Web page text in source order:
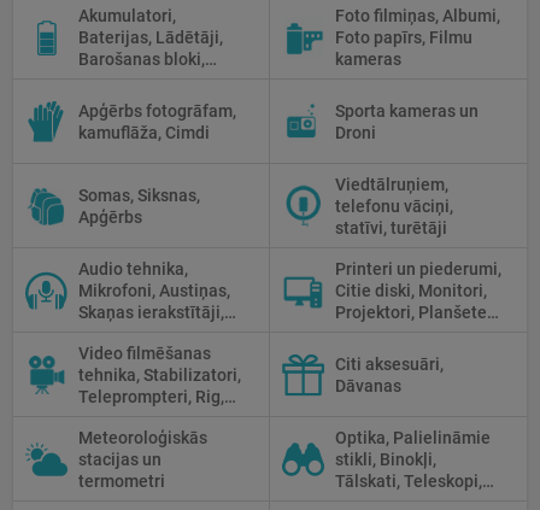
Priekšmetu galdi
Akumulatori,
Baterijas, Lādētāji,
Barošanas bloki,
Foto filmiņas, Albumi,
Foto papīrs, Filmu
kameras
Apģērbs fotogrāfam,
kamuflāža, Cimdi
Sporta kameras un
Droni
Somas, Siksnas,
Apģērbs
Viedtālruņiem,
telefonu vāciņi,
statīvi, turētāji
Audio tehnika,
Mikrofoni, Austiņas,
Skaņas ierakstītāji,
Printeri un piederumi,
Citie diski, Monitori,
Projektori, Planšetes,
Video filmēšanas
tehnika, Stabilizatori,
Teleprompteri, Rig,
Citi aksesuāri,
Dāvanas
Meteoroloģiskās
stacijas un
termometri
Optika, Palielināmie
stikli, Binokļi,
Tālskati, Teleskopi,